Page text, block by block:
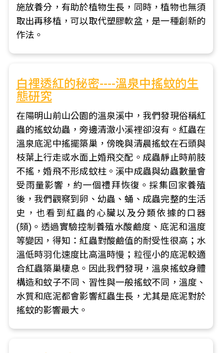
施放養分，有助於植物生長，同時，植物也無須
取出再移植，可以取代塑膠軟盆，是一種創新的
作法。
白裡透紅的秘密----溫泉中搖蚊的生
態研究
在陽明山前山公園的溫泉溪中，我們發現俗稱紅
蟲的搖蚊幼蟲，旁邊清澈小溪裡卻沒有。紅蟲在
溫泉底泥中搖擺築巢，傍晚與清晨搖蚊在石頭與
枝葉上行走或水面上婚飛交配。成蟲靜止時前肢
不搖，婚飛不形成蚊柱。溪中成蟲與幼蟲數量會
受雨量影響，約一個禮拜恢復。採集回家養殖
後，我們觀察到卵、幼蟲、蛹、成蟲完整的生活
史，也看到紅蟲的心臟以及分類依據的口器
(頦)。透過實驗控制養殖水酸鹼度、底泥和溫度
等變因，得知：紅蟲對酸鹼值的耐受性很高；水
溫低時羽化速度比高溫時慢；粒徑小的底泥較適
合紅蟲築巢棲息。因此我們發現，溫泉搖蚊身體
構造和蚊子不同、習性與一般搖蚊不同，溫度、
水質和底泥都會影響紅蟲生長，尤其是底泥對於
搖蚊的影響最大。